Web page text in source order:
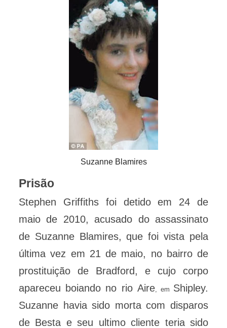
Suzanne Blamires
Prisão
Stephen Griffiths foi detido em 24 de
maio de 2010, acusado do assassinato
de Suzanne Blamires, que foi vista pela
última vez em 21 de maio, no bairro de
prostituição de Bradford, e cujo corpo
apareceu boiando no rio Aire, em Shipley.
Suzanne havia sido morta com disparos
de Besta e seu ultimo cliente teria sido